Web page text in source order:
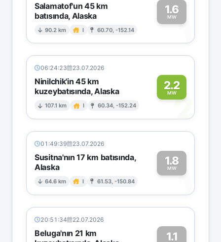
Salamatof'un 45 km
batısında, Alaska
90.2 km I 60.70, -152.14
1.6
MW1
06:24:23 23.07.2026
Ninilchik'in 45 km
kuzeybatısında, Alaska
107.1 km I 60.34, -152.24
2.2
MW2
01:49:39 23.07.2026
Susitna'nın 17 km batısında,
Alaska
64.6 km I 61.53, -150.84
1.8
MW1
20:51:34 22.07.2026
Beluga'nın 21 km
1.1